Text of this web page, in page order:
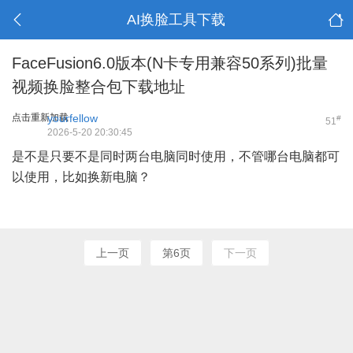
AI换脸工具下载
FaceFusion6.0版本(N卡专用兼容50系列)批量
视频换脸整合包下载地址
点击重新加载 51#
yourfellow
2026-5-20 20:30:45
是不是只要不是同时两台电脑同时使用，不管哪台电脑都可
以使用，比如换新电脑？
上一页 第6页 下一页